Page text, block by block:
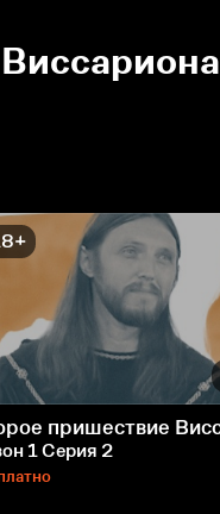
пришествие
1 Серия 2